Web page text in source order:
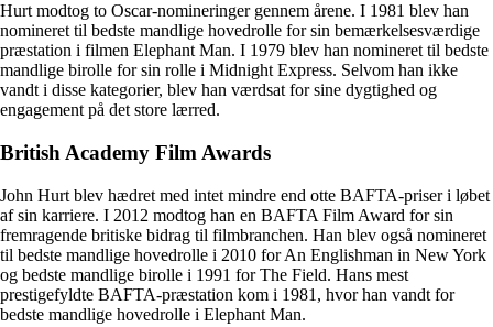
Hurt modtog to Oscar-nomineringer gennem årene. I 1981 blev han
nomineret til bedste mandlige hovedrolle for sin bemærkelsesværdige
præstation i filmen Elephant Man. I 1979 blev han nomineret til bedste
mandlige birolle for sin rolle i Midnight Express. Selvom han ikke
vandt i disse kategorier, blev han værdsat for sine dygtighed og
engagement på det store lærred.
British Academy Film Awards
John Hurt blev hædret med intet mindre end otte BAFTA-priser i løbet
af sin karriere. I 2012 modtog han en BAFTA Film Award for sin
fremragende britiske bidrag til filmbranchen. Han blev også nomineret
til bedste mandlige hovedrolle i 2010 for An Englishman in New York
og bedste mandlige birolle i 1991 for The Field. Hans mest
prestigefyldte BAFTA-præstation kom i 1981, hvor han vandt for
bedste mandlige hovedrolle i Elephant Man.